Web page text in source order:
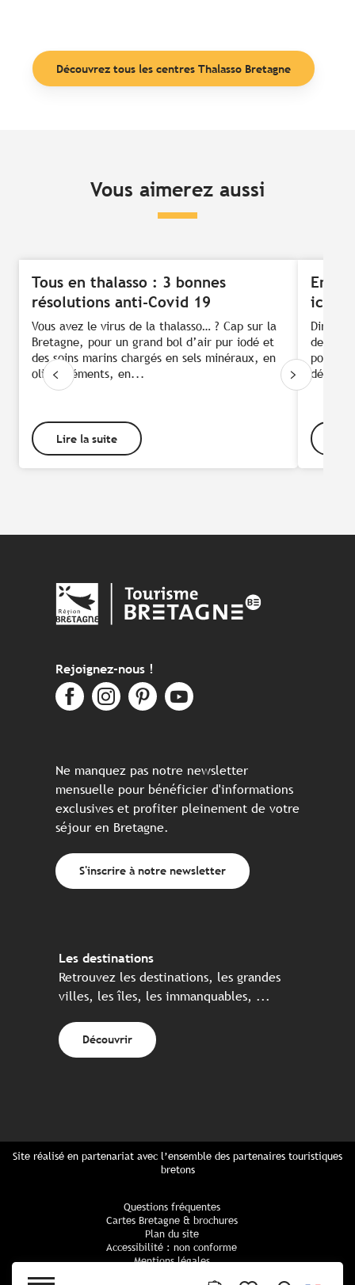
Découvrez tous les centres Thalasso Bretagne
Vous aimerez aussi
Tous en thalasso : 3 bonnes
résolutions anti-Covid 19
Vous avez le virus de la thalasso… ? Cap sur la
Bretagne, pour un grand bol d’air pur iodé et
des soins marins chargés en sels minéraux, en
oligo-éléments, en...
Lire la suite
Envie
de
pointe
Rejoignez-nous !
Ne manquez pas notre newsletter
mensuelle pour bénéficier d'informations
exclusives et profiter pleinement de votre
séjour en Bretagne.
S'inscrire à notre newsletter
Les destinations
Retrouvez les destinations, les grandes
villes, les îles, les immanquables, ...
Découvrir
Site réalisé en partenariat avec l’ensemble des partenaires touristiques
bretons
Questions fréquentes
Cartes Bretagne & brochures
Plan du site
Accessibilité : non conforme
Mentions légales